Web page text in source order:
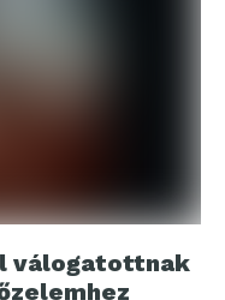
válogatottnak